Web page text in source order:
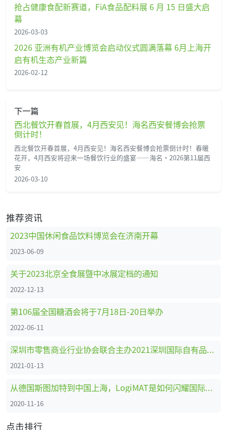
抢占健康食配新赛道，FiA食品配料展 6 月 15 日盛大启
幕
2026-03-03
2026 亚洲有机产业博览会启动仪式圆满落幕 6月上海开
启有机生态产业新篇
2026-02-12
下一篇
西北餐饮开春首展，4月西安见！海名西安餐博会抢票
倒计时！
西北餐饮开春首展，4月西安见！海名西安餐博会抢票倒计时！春暖
花开，4月西安将迎来一场餐饮行业的盛宴——海名·2026第11届西
安
2026-03-10
推荐资讯
2023中国休闲食品饮料博览会在济南开幕
2023-06-09
关于2023北京全食展暨中冰展定档的通知
2022-12-13
第106届全国糖酒会将于7月18日-20日举办
2022-06-11
深圳市零售商业行业协会联合主办2021深圳国际自有品牌展
2021-01-13
从德国斯图加特到中国上海，LogiMAT是如何闪耀国际舞台的
2020-11-16
点击排行